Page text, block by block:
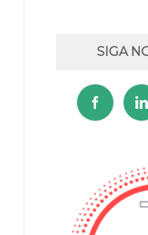
SIGA